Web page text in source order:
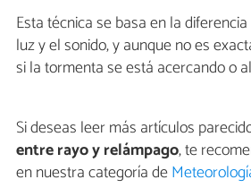
Esta técnica se basa en la
luz y el sonido, y aunque no es
si la tormenta se está acercando o
Si deseas leer más artículos
entre rayo y relámpago, te
en nuestra categoría de